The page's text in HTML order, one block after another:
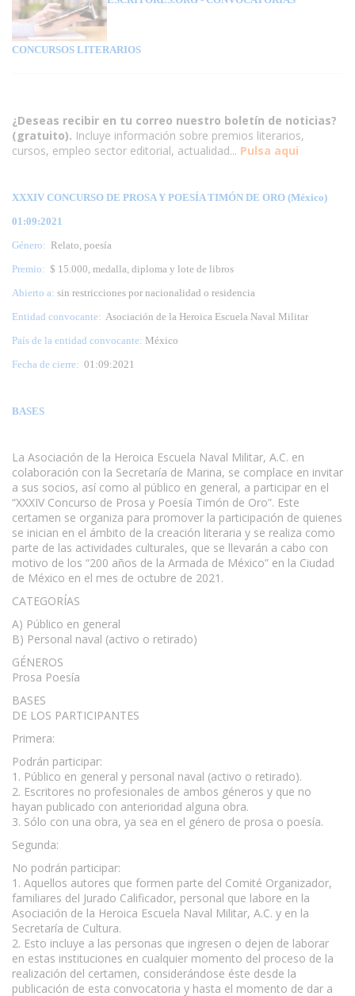
CONCURSOS LITERARIOS
¿Deseas recibir en tu correo nuestro boletín de noticias?
(gratuito). Incluye información sobre premios literarios,
cursos, empleo sector editorial, actualidad... Pulsa aqui
XXXIV CONCURSO DE PROSA Y POESÍA TIMÓN DE ORO (México)
01:09:2021
Género: Relato, poesía
Premio: $ 15.000, medalla, diploma y lote de libros
Abierto a: sin restricciones por nacionalidad o residencia
Entidad convocante: Asociación de la Heroica Escuela Naval Militar
País de la entidad convocante: México
Fecha de cierre: 01:09:2021
BASES
La Asociación de la Heroica Escuela Naval Militar, A.C. en
colaboración con la Secretaría de Marina, se complace en invitar
a sus socios, así como al público en general, a participar en el
“XXXIV Concurso de Prosa y Poesía Timón de Oro”. Este
certamen se organiza para promover la participación de quienes
se inician en el ámbito de la creación literaria y se realiza como
parte de las actividades culturales, que se llevarán a cabo con
motivo de los “200 años de la Armada de México” en la Ciudad
de México en el mes de octubre de 2021.
CATEGORÍAS
A) Público en general
B) Personal naval (activo o retirado)
GÉNEROS
Prosa Poesía
BASES
DE LOS PARTICIPANTES
Primera:
Podrán participar:
1. Público en general y personal naval (activo o retirado).
2. Escritores no profesionales de ambos géneros y que no
hayan publicado con anterioridad alguna obra.
3. Sólo con una obra, ya sea en el género de prosa o poesía.
Segunda:
No podrán participar:
1. Aquellos autores que formen parte del Comité Organizador,
familiares del Jurado Calificador, personal que labore en la
Asociación de la Heroica Escuela Naval Militar, A.C. y en la
Secretaría de Cultura.
2. Esto incluye a las personas que ingresen o dejen de laborar
en estas instituciones en cualquier momento del proceso de la
realización del certamen, considerándose éste desde la
publicación de esta convocatoria y hasta el momento de dar a